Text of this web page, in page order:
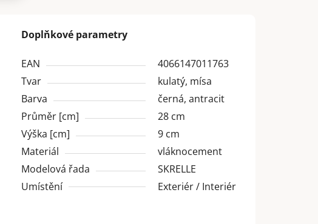
Doplňkové parametry
EAN
4066147011763
Tvar
kulatý, mísa
Barva
černá, antracit
Průměr [cm]
28 cm
Výška [cm]
9 cm
Materiál
vláknocement
Modelová řada
SKRELLE
Umístění
Exteriér / Interiér